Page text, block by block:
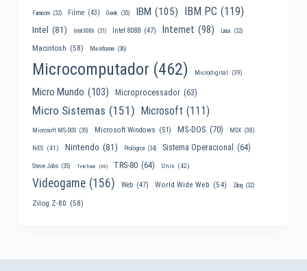
Famicom (32) Filme (43) Geek (35) IBM (105) IBM PC (119)
Intel (81) Intel 8086 (31) Intel 8088 (47) Internet (98) Linux (32)
Macintosh (58) Mainframe (36)
Microcomputador (462) Microdigital (39)
Micro Mundo (103) Microprocessador (63)
Micro Sistemas (151) Microsoft (111)
Microsoft MS-DOS (35) Microsoft Windows (51) MS-DOS (70) MSX (38)
NES (41) Nintendo (81) Prológica (34) Sistema Operacional (64)
Steve Jobs (35) Telefone (30) TRS-80 (64) Unix (42)
Videogame (156) Web (47) World Wide Web (54) Zilog (32)
Zilog Z-80 (58)